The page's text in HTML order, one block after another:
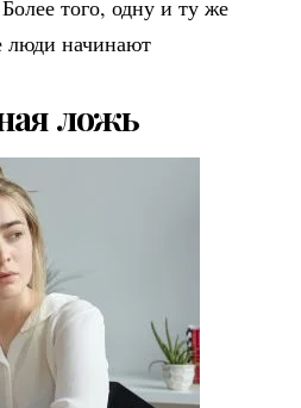
того, одну и ту же
люди начинают
ложь